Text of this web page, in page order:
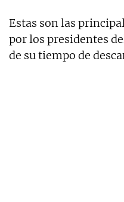
Estas son las
por los presidentes
de su tiempo de